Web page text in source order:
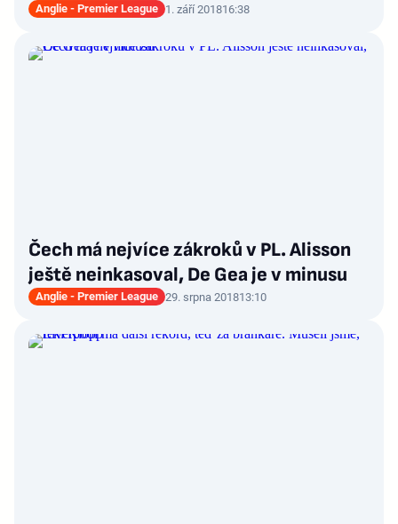
Anglie - Premier League 1. září 201816:38
Čech má nejvíce zákroků v PL. Alisson
ještě neinkasoval, De Gea je v minusu
Anglie - Premier League 29. srpna 201813:10